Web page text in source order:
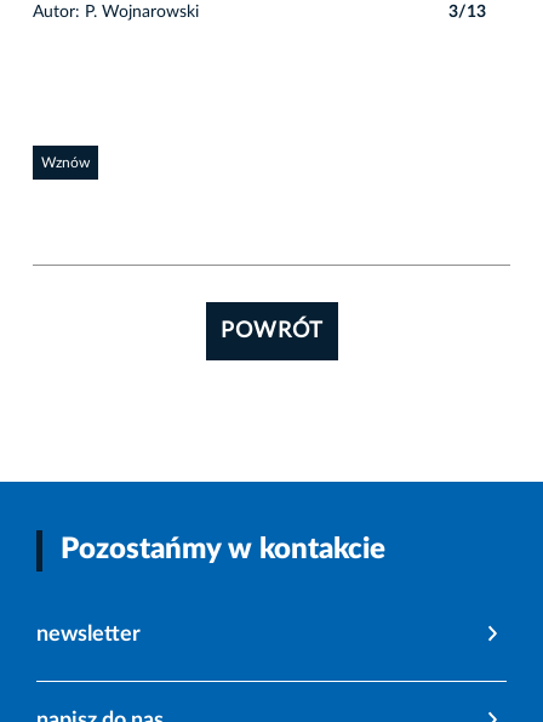
Autor: P. Wojnarowski 3/13
Wznów
POWRÓT
Pozostańmy w kontakcie
newsletter